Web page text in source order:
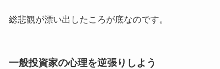
総悲観が漂い出したころが底なのです。
一般投資家の心理を逆張りしよう